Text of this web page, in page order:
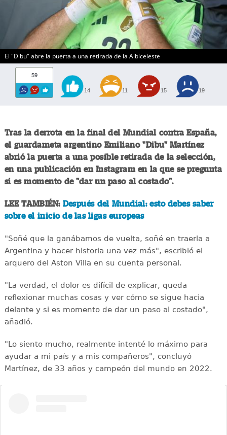
El "Dibu" abre la puerta a una retirada de la Albiceleste
59
14 11 15 19
Tras la derrota en la final del Mundial contra España,
el guardameta argentino Emiliano "Dibu" Martínez
abrió la puerta a una posible retirada de la selección,
en una publicación en Instagram en la que se pregunta
si es momento de "dar un paso al costado".
LEE TAMBIÉN: Después del Mundial: esto debes saber
sobre el inicio de las ligas europeas
"Soñé que la ganábamos de vuelta, soñé en traerla a
Argentina y hacer historia una vez más", escribió el
arquero del Aston Villa en su cuenta personal.
"La verdad, el dolor es difícil de explicar, queda
reflexionar muchas cosas y ver cómo se sigue hacia
delante y si es momento de dar un paso al costado",
añadió.
"Lo siento mucho, realmente intenté lo máximo para
ayudar a mi país y a mis compañeros", concluyó
Martínez, de 33 años y campeón del mundo en 2022.